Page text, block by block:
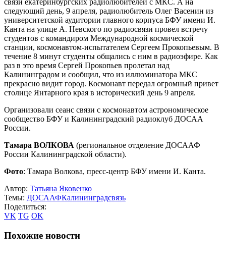
связи екатеринбургских радиолюбителей с МКС. А на
следующий день, 9 апреля, радиолюбитель Олег Васенин из
университетской аудитории главного корпуса БФУ имени И.
Канта на улице А. Невского по радиосвязи провел встречу
студентов с командиром Международной космической
станции, космонавтом-испытателем Сергеем Прокопьевым. В
течение 8 минут студенты общались с ним в радиоэфире. Как
раз в это время Сергей Прокопьев пролетал над
Калининградом и сообщил, что из иллюминатора МКС
прекрасно видит город. Космонавт передал огромный привет
столице Янтарного края в исторический день 9 апреля.
Организовали сеанс связи с космонавтом астрономическое
сообщество БФУ и Калининградский радиоклуб ДОСАА
России.
Тамара ВОЛКОВА (региональное отделение ДОСААФ
России Калининградской области).
Фото: Тамара Волкова, пресс-центр БФУ имени И. Канта.
Автор: Татьяна Яковенко
Темы: ДОСААФКалининградсвязь
Поделиться:
VK TG OK
Похожие новости